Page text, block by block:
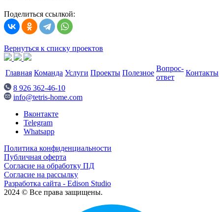
Поделиться ссылкой:
Вернуться к списку проектов
Главная Команда Услуги Проекты Полезное
Вопрос-
ответ
Контакты
8 926 362-46-10
info@tetris-home.com
Вконтакте
Telegram
Whatsapp
Политика конфиденциальности
Публичная оферта
Согласие на обработку ПД
Согласие на рассылку
Разработка сайта - Edison Studio
2024 © Все права защищены.